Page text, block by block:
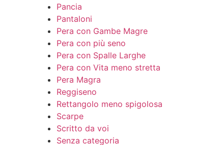
Pancia
Pantaloni
Pera con Gambe Magre
Pera con più seno
Pera con Spalle Larghe
Pera con Vita meno stretta
Pera Magra
Reggiseno
Rettangolo meno spigolosa
Scarpe
Scritto da voi
Senza categoria